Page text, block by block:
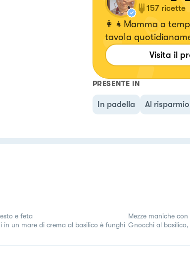
157 ricette
👩‍👧Mamma a
tavola
Visita il
PRESENTE IN
In padella Al risparmio
e feta
in un mare di crema al basilico è funghi
Mezze maniche
Gnocchi al